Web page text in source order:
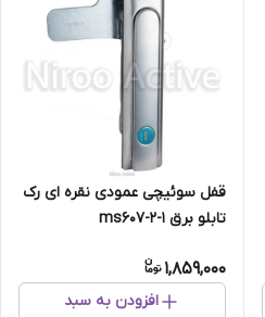
قفل سوئیچی عمودی نقره ای رک
تابلو برق ms607-2-1
1,859,000
افزودن به سبد